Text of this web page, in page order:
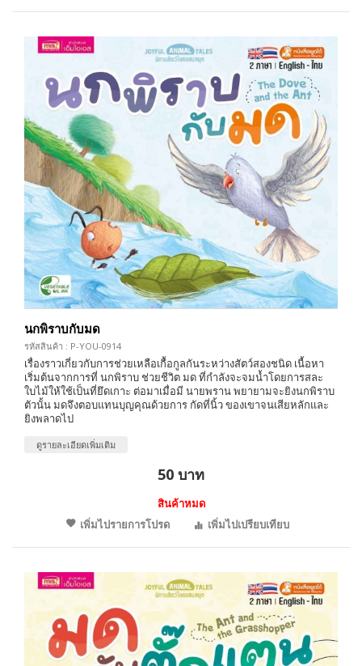
นกพิราบกับมด
รหัสสินค้า : P-YOU-0914
เรื่องราวเกี่ยวกับการช่วยเหลือเกื้อกูลกันระหว่างสัตว์สองชนิด เนื้อหา
เริ่มต้นจากการที่ นกพิราบ ช่วยชีวิต มด ที่กำลังจะจมน้ำโดยการสละ
ใบไม้ให้ใช้เป็นที่ยึดเกาะ ต่อมาเมื่อมี นายพราน พยายามจะยิงนกพิราบ
ตัวนั้น มดจึงตอบแทนบุญคุณด้วยการ กัดที่นิ้ว ของเขาจนเสียหลักและ
ยิงพลาดไป
ดูรายละเอียดเพิ่มเติม
50 บาท
สินค้าหมด
เพิ่มไปรายการโปรด
เพิ่มไปเปรียบเทียบ